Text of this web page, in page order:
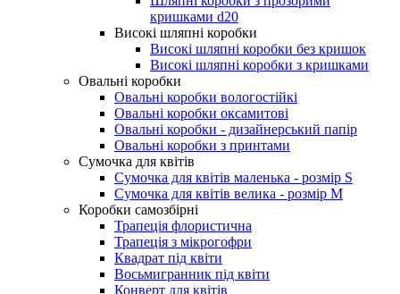
кришками d20
Високі шляпні коробки
Високі шляпні коробки без кришок
Високі шляпні коробки з кришками
Овальні коробки
Овальні коробки вологостійкі
Овальні коробки оксамитові
Овальні коробки - дизайнерський папір
Овальні коробки з принтами
Сумочка для квітів
Сумочка для квітів маленька - розмір S
Сумочка для квітів велика - розмір М
Коробки самозбірні
Трапеція флористична
Трапеція з мікрогофри
Квадрат під квіти
Восьмигранник під квіти
Конверт для квітів